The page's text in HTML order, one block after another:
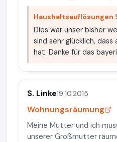
Haushaltsauflösungen
Dies war unser bisher
sind sehr glücklich,
hat. Danke für das
S. Linke19.10.2015
Wohnungsräumung
Meine Mutter und ich
unserer Großmutter